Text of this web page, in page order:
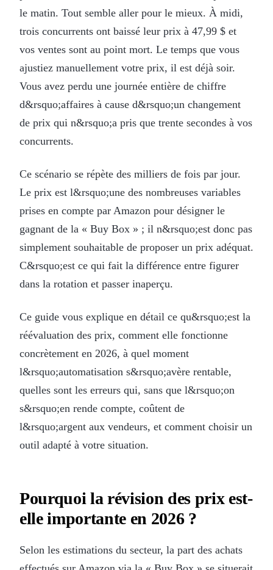
le matin. Tout semble aller pour le mieux. À midi,
trois concurrents ont baissé leur prix à 47,99 $ et
vos ventes sont au point mort. Le temps que vous
ajustiez manuellement votre prix, il est déjà soir.
Vous avez perdu une journée entière de chiffre
d&rsquo;affaires à cause d&rsquo;un changement
de prix qui n&rsquo;a pris que trente secondes à vos
concurrents.
Ce scénario se répète des milliers de fois par jour.
Le prix est l&rsquo;une des nombreuses variables
prises en compte par Amazon pour désigner le
gagnant de la « Buy Box » ; il n&rsquo;est donc pas
simplement souhaitable de proposer un prix adéquat.
C&rsquo;est ce qui fait la différence entre figurer
dans la rotation et passer inaperçu.
Ce guide vous explique en détail ce qu&rsquo;est la
réévaluation des prix, comment elle fonctionne
concrètement en 2026, à quel moment
l&rsquo;automatisation s&rsquo;avère rentable,
quelles sont les erreurs qui, sans que l&rsquo;on
s&rsquo;en rende compte, coûtent de
l&rsquo;argent aux vendeurs, et comment choisir un
outil adapté à votre situation.
Pourquoi la révision des prix est-
elle importante en 2026 ?
Selon les estimations du secteur, la part des achats